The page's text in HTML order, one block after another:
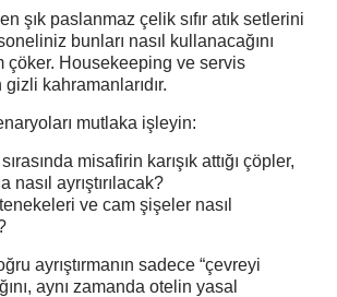
şık paslanmaz çelik sıfır atık setlerini
bunları nasıl kullanacağını
çöker. Housekeeping ve servis
kahramanlarıdır.
mutlaka işleyin:
misafirin karışık attığı çöpler,
nasıl ayrıştırılacak?
ve cam şişeler nasıl
ayrıştırmanın sadece “çevreyi
aynı zamanda otelin yasal